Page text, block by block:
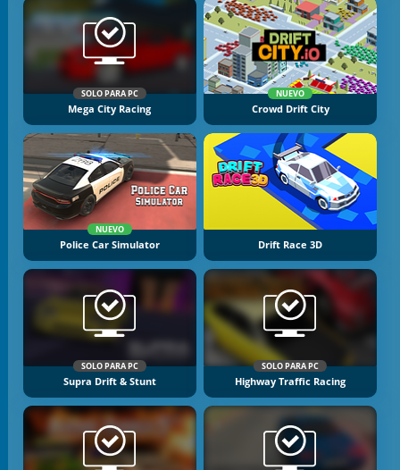
SOLO PARA PC
Mega City Racing
NUEVO
Crowd Drift City
NUEVO
Police Car Simulator Drift Race 3D
SOLO PARA PC
Supra Drift & Stunt
SOLO PARA PC
Highway Traffic Racing